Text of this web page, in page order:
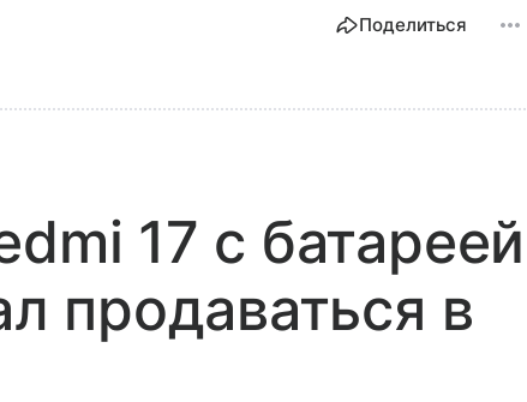
Поделиться
17 с батареей
продаваться в